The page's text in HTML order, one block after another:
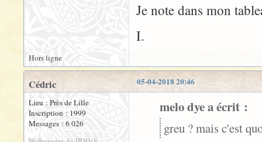
Je note dans mon
I.
Hors ligne
05-04-2018 20:46
Cédric
Lieu : Près de Lille
Inscription : 1999
Messages : 6 026
melo dye a écrit :
greu ? mais c'est